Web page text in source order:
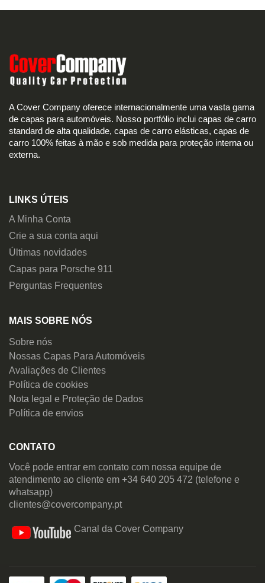
A Cover Company oferece internacionalmente uma vasta gama
de capas para automóveis. Nosso portfólio inclui capas de carro
standard de alta qualidade, capas de carro elásticas, capas de
carro 100% feitas à mão e sob medida para proteção interna ou
externa.
LINKS ÚTEIS
A Minha Conta
Crie a sua conta aqui
Últimas novidades
Capas para Porsche 911
Perguntas Frequentes
MAIS SOBRE NÓS
Sobre nós
Nossas Capas Para Automóveis
Avaliações de Clientes
Política de cookies
Nota legal e Proteção de Dados
Política de envios
CONTATO
Você pode entrar em contato com nossa equipe de
atendimento ao cliente em +34 640 205 472 (telefone e
whatsapp)
clientes@covercompany.pt
Canal da Cover Company